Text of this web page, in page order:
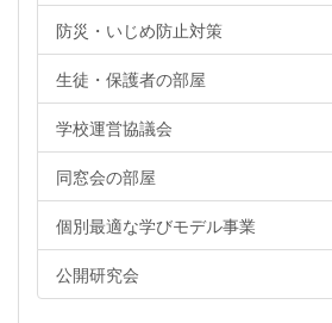
防災・いじめ防止対策
生徒・保護者の部屋
学校運営協議会
同窓会の部屋
個別最適な学びモデル事業
公開研究会